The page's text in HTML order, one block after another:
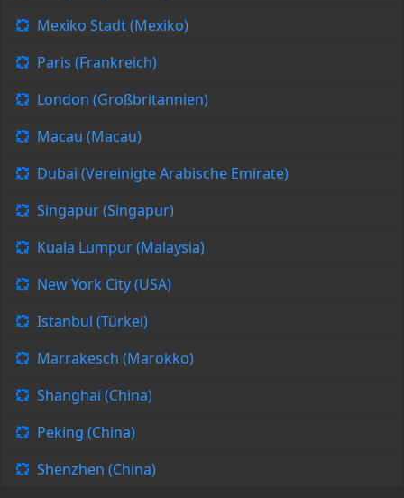
Mexiko Stadt (Mexiko)
Paris (Frankreich)
London (Großbritannien)
Macau (Macau)
Dubai (Vereinigte Arabische Emirate)
Singapur (Singapur)
Kuala Lumpur (Malaysia)
New York City (USA)
Istanbul (Türkei)
Marrakesch (Marokko)
Shanghai (China)
Peking (China)
Shenzhen (China)